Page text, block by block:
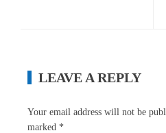
LEAVE A REPLY
Your email address will not be
marked *